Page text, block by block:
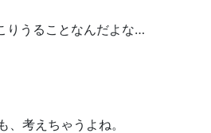
りうることなんだよな…
考えちゃうよね。